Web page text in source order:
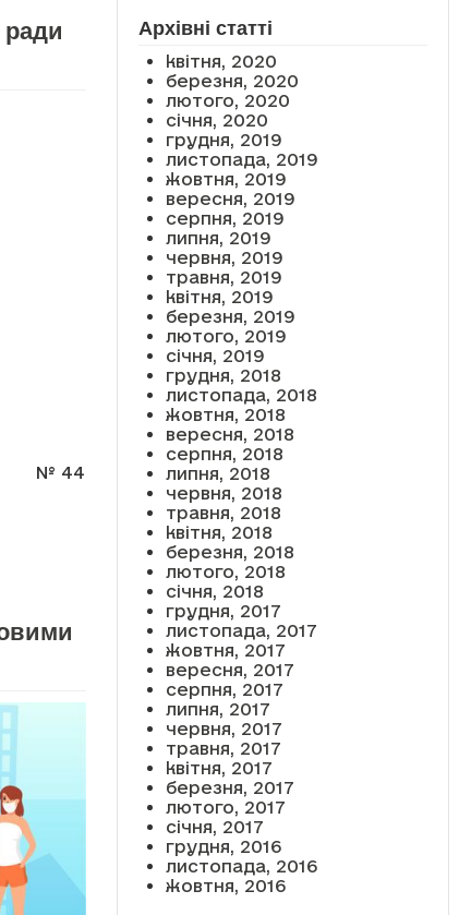
ради
№ 44
Архівні статті
квітня, 2020
березня, 2020
лютого, 2020
січня, 2020
грудня, 2019
листопада, 2019
жовтня, 2019
вересня, 2019
серпня, 2019
липня, 2019
червня, 2019
травня, 2019
квітня, 2019
березня, 2019
лютого, 2019
січня, 2019
грудня, 2018
листопада, 2018
жовтня, 2018
вересня, 2018
серпня, 2018
липня, 2018
червня, 2018
травня, 2018
квітня, 2018
березня, 2018
лютого, 2018
січня, 2018
грудня, 2017
листопада, 2017
жовтня, 2017
вересня, 2017
серпня, 2017
липня, 2017
червня, 2017
травня, 2017
квітня, 2017
березня, 2017
лютого, 2017
січня, 2017
грудня, 2016
листопада, 2016
жовтня, 2016